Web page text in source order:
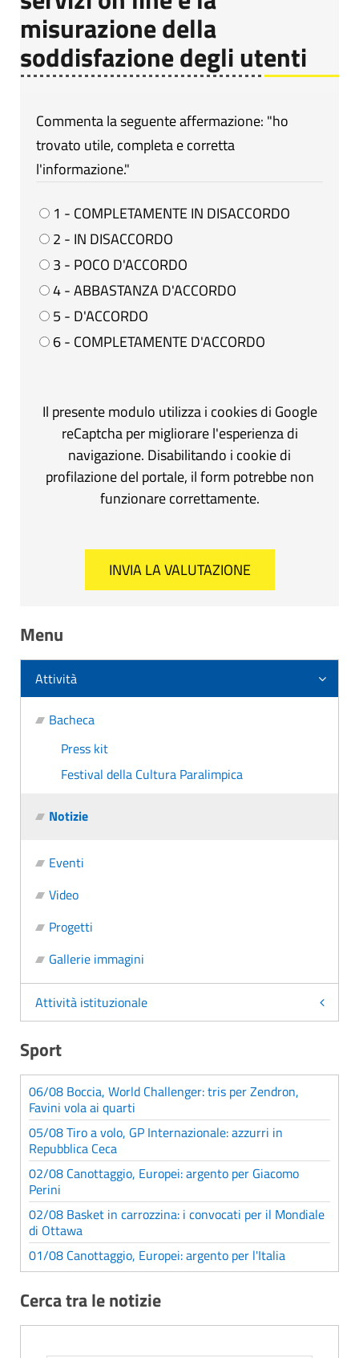
misurazione della
soddisfazione degli utenti
Commenta la seguente affermazione: "ho
trovato utile, completa e corretta
l'informazione."
1 - COMPLETAMENTE IN DISACCORDO
2 - IN DISACCORDO
3 - POCO D'ACCORDO
4 - ABBASTANZA D'ACCORDO
5 - D'ACCORDO
6 - COMPLETAMENTE D'ACCORDO
Il presente modulo utilizza i cookies di Google
reCaptcha per migliorare l'esperienza di
navigazione. Disabilitando i cookie di
profilazione del portale, il form potrebbe non
funzionare correttamente.
Menu
Attività
Bacheca
Press kit
Festival della Cultura Paralimpica
Notizie
Eventi
Video
Progetti
Gallerie immagini
Attività istituzionale
Sport
06/08 Boccia, World Challenger: tris per Zendron,
Favini vola ai quarti
05/08 Tiro a volo, GP Internazionale: azzurri in
Repubblica Ceca
02/08 Canottaggio, Europei: argento per Giacomo
Perini
02/08 Basket in carrozzina: i convocati per il Mondiale
di Ottawa
01/08 Canottaggio, Europei: argento per l'Italia
Cerca tra le notizie